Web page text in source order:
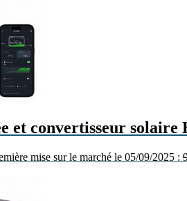
et convertisseur solaire
mise sur le marché le 05/09/2025 :